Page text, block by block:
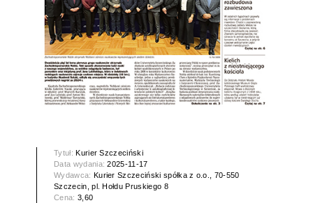
Tytuł: Kurier Szczeciński
Data wydania:2025-11-17
Wydawca: Kurier Szczeciński spółka z o.o., 70-550
Szczecin, pl. Hołdu Pruskiego 8
Cena: 3,60